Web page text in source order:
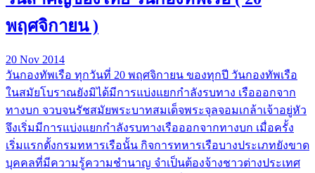
พฤศจิกายน )
20 Nov 2014
วันกองทัพเรือ ทุกวันที่ 20 พฤศจิกายน ของทุกปี วันกองทัพเรือ
ในสมัยโบราณยังมิได้มีการแบ่งแยกกำลังรบทาง เรือออกจาก
ทางบก จวบจนรัชสมัยพระบาทสมเด็จพระจุลจอมเกล้าเจ้าอยู่หัว
จึงเริ่มมีการแบ่งแยกกำลังรบทางเรือออกจากทางบก เมื่อครั้ง
เริ่มแรกตั้งกรมทหารเรือนั้น กิจการทหารเรือบางประเภทยังขาด
บุคคลที่มีความรู้ความชำนาญ จำเป็นต้องจ้างชาวต่างประเทศ